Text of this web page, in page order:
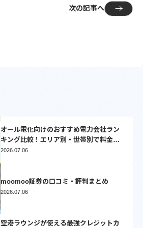
次の記事へ
オール電化向けのおすすめ電力会社ラン
キング比較！エリア別・世帯別で料金比
較シミュレーション【2025】
2026.07.06
moomoo証券の口コミ・評判まとめ
2026.07.06
空港ラウンジが使える最強クレジットカ